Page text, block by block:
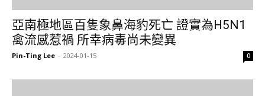
亞南極地區百隻象鼻海豹死亡 證實為H5N1
禽流感惹禍 所幸病毒尚未變異
Pin-Ting Lee - 2024-01-15 0